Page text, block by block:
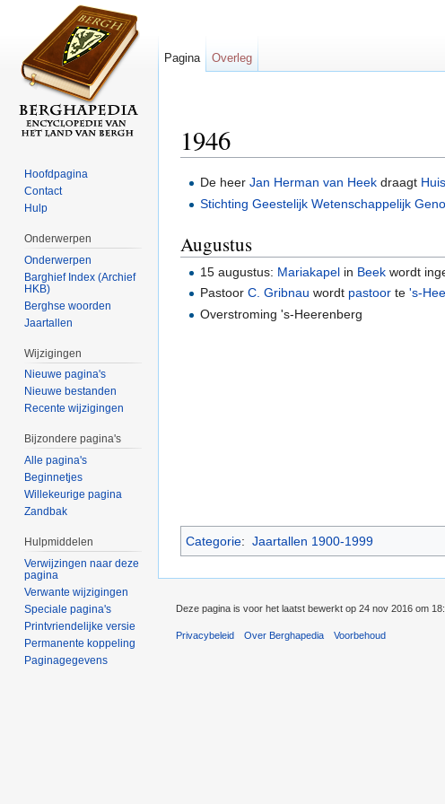
1946
De heerJan Herman van Heek draagt
Stichting Geestelijk Wetenschappelijk
Augustus
15 augustus: Mariakapel in Beek wordt
PastoorC. Gribnau wordt pastoor te's-
Overstroming 's-Heerenberg
Categorie: Jaartallen 1900-1999
Pagina Overleg
Hoofdpagina
Contact
Hulp
Onderwerpen
Onderwerpen
Barghief Index (Archief
HKB)
Berghse woorden
Jaartallen
Wijzigingen
Nieuwe pagina's
Nieuwe bestanden
Recente wijzigingen
Bijzondere pagina's
Alle pagina's
Beginnetjes
Willekeurige pagina
Zandbak
Hulpmiddelen
Verwijzingen naar deze
pagina
Verwante wijzigingen
Speciale pagina's
Printvriendelijke versie
Permanente koppeling
Paginagegevens
Deze pagina is voor het laatst bewerkt op 24 nov 2016 om
Privacybeleid Over Berghapedia Voorbehoud